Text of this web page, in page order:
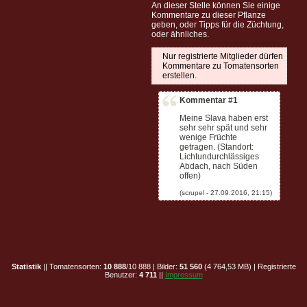
An dieser Stelle können Sie einige
Kommentare zu dieser Pflanze
geben, oder Tipps für die Züchtung,
oder ähnliches.
Nur registrierte Mitglieder dürfen
Kommentare zu Tomatensorten
erstellen.
Kommentar #1
Meine Slava haben erst
sehr sehr spät und sehr
wenige Früchte
getragen. (Standort:
Lichtundurchlässiges
Abdach, nach Süden
offen)
Statistik|| Tomatensorten: 10 888/10 888 | Bilder: 51 560(4 764,53 MB) | Registrierte
Benutzer: 4 711 || Impressum